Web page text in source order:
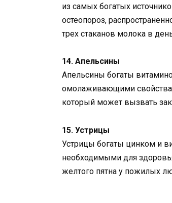
из самых богатых
остеопороз,
трех стаканов молока в
14. Апельсины
Апельсины богаты
омолаживающими
который может вызвать
15. Устрицы
Устрицы богаты цинком и
необходимыми для
желтого пятна у пожилых